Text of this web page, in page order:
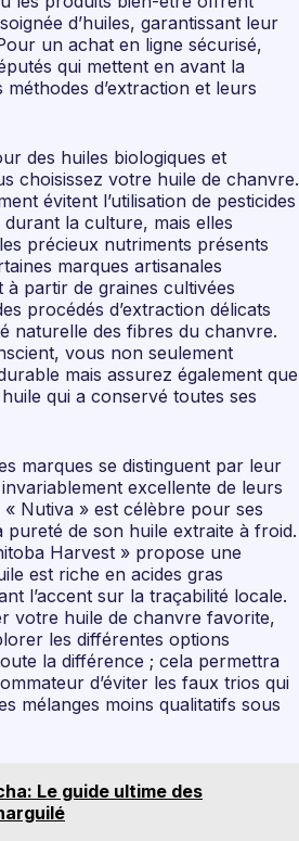
d’huiles, garantissant leur
un achat en ligne sécurisé,
qui mettent en avant la
d’extraction et leurs
des huiles biologiques et
choisissez votre huile de chanvre.
évitent l’utilisation de pesticides
durant la culture, mais elles
précieux nutriments présents
marques artisanales
partir de graines cultivées
procédés d’extraction délicats
naturelle des fibres du chanvre.
vous non seulement
mais assurez également que
qui a conservé toutes ses
marques se distinguent par leur
excellente de leurs
Nutiva » est célèbre pour ses
pureté de son huile extraite à froid.
Harvest » propose une
est riche en acides gras
l’accent sur la traçabilité locale.
votre huile de chanvre favorite,
les différentes options
la différence ; cela permettra
d’éviter les faux trios qui
mélanges moins qualitatifs sous
Le guide ultime des